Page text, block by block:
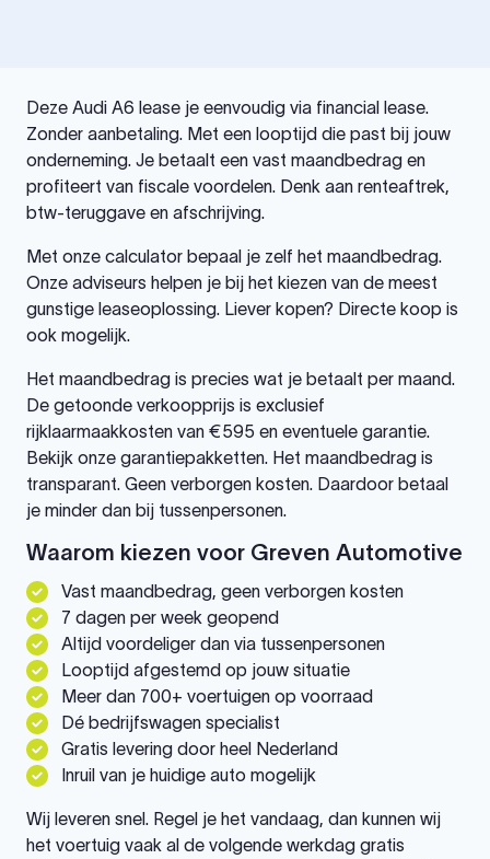
Deze Audi A6 lease je eenvoudig via financial lease.
Zonder aanbetaling. Met een looptijd die past bij jouw
onderneming. Je betaalt een vast maandbedrag en
profiteert van fiscale voordelen. Denk aan renteaftrek,
btw-teruggave en afschrijving.
Met onze calculator bepaal je zelf het maandbedrag.
Onze adviseurs helpen je bij het kiezen van de meest
gunstige leaseoplossing. Liever kopen? Directe koop is
ook mogelijk.
Het maandbedrag is precies wat je betaalt per maand.
De getoonde verkoopprijs is exclusief
rijklaarmaakkosten van €595 en eventuele garantie.
Bekijk onze garantiepakketten. Het maandbedrag is
transparant. Geen verborgen kosten. Daardoor betaal
je minder dan bij tussenpersonen.
Waarom kiezen voor Greven Automotive
Vast maandbedrag, geen verborgen kosten
7 dagen per week geopend
Altijd voordeliger dan via tussenpersonen
Looptijd afgestemd op jouw situatie
Meer dan 700+ voertuigen op voorraad
Dé bedrijfswagen specialist
Gratis levering door heel Nederland
Inruil van je huidige auto mogelijk
Wij leveren snel. Regel je het vandaag, dan kunnen wij
het voertuig vaak al de volgende werkdag gratis